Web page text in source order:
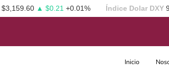
$3,159.60 ▲ $0.21 +0.01% Índice Dolar DXY
Inicio